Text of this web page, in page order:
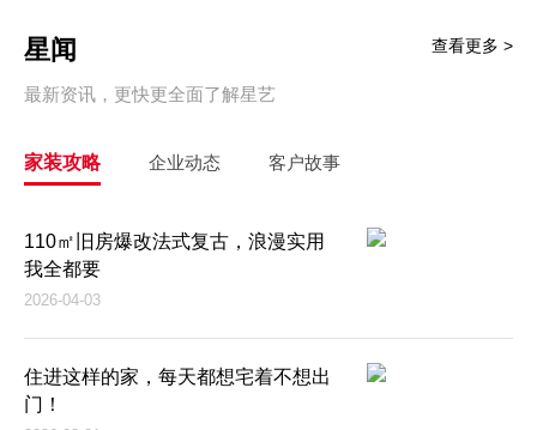
星闻
最新资讯，更快更全面了解星艺
查看更多 >
家装攻略 企业动态 客户故事
110㎡旧房爆改法式复古，浪漫实用
我全都要
2026-04-03
住进这样的家，每天都想宅着不想出
门！